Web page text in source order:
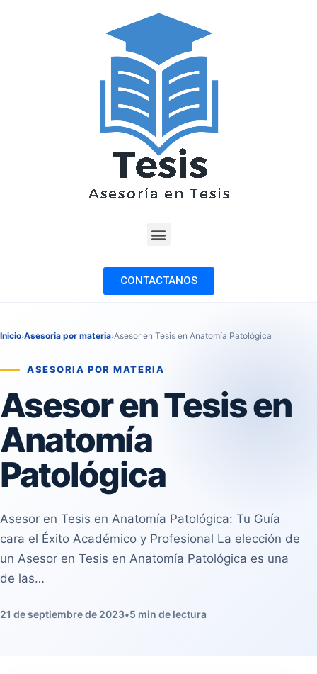
CONTACTANOS
Inicio›Asesoria por materia›Asesor en Tesis en Anatomía Patológica
ASESORIA POR MATERIA
Asesor en Tesis en
Anatomía
Patológica
Asesor en Tesis en Anatomía Patológica: Tu Guía
cara el Éxito Académico y Profesional La elección de
un Asesor en Tesis en Anatomía Patológica es una
de las…
21 de septiembre de 2023•5 min de lectura